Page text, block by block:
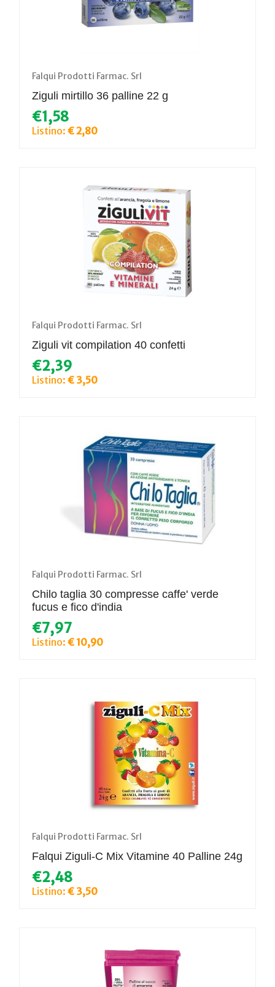
Falqui Prodotti Farmac. Srl
Ziguli mirtillo 36 palline 22 g
€1,58
Listino: € 2,80
Falqui Prodotti Farmac. Srl
Ziguli vit compilation 40 confetti
€2,39
Listino: € 3,50
Falqui Prodotti Farmac. Srl
Chilo taglia 30 compresse caffe' verde
fucus e fico d'india
€7,97
Listino: € 10,90
Falqui Prodotti Farmac. Srl
Falqui Ziguli-C Mix Vitamine 40 Palline 24g
€2,48
Listino: € 3,50